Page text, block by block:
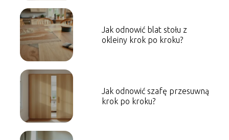
Jak odnowić blat stołu z
okleiny krok po kroku?
Jak odnowić szafę przesuwną
krok po kroku?